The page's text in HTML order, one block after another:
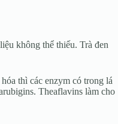
không thể thiếu. Trà đen
thì các enzym có trong lá
Theaflavins làm cho